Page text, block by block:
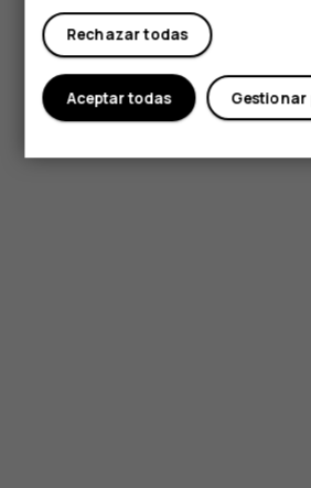
Rechazar todas
Aceptar todas